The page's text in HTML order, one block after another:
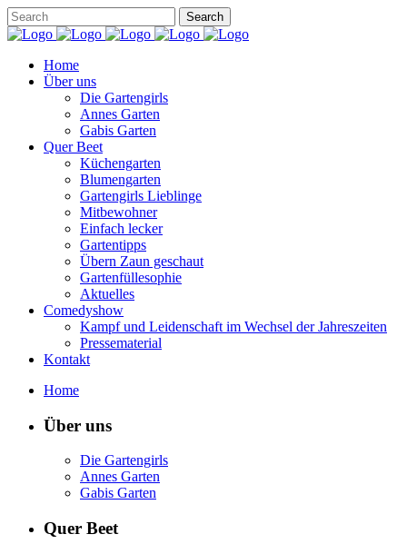
Home
Über uns
Die Gartengirls
Annes Garten
Gabis Garten
Quer Beet
Küchengarten
Blumengarten
Gartengirls Lieblinge
Mitbewohner
Einfach lecker
Gartentipps
Übern Zaun geschaut
Gartenfüllesophie
Aktuelles
Comedyshow
Kampf und Leidenschaft im Wechsel der Jahreszeiten
Pressematerial
Kontakt
Home
Über uns
Die Gartengirls
Annes Garten
Gabis Garten
Quer Beet